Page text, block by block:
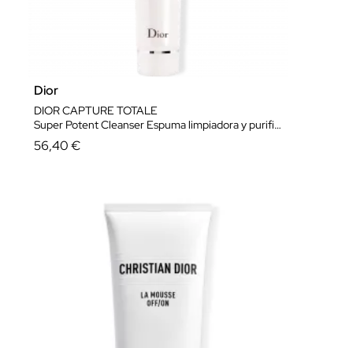
Dior
DIOR CAPTURE TOTALE
Super Potent Cleanser Espuma limpiadora y purificante anticontaminación
56,40 €